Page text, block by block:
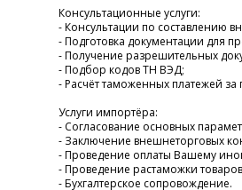
Консультационные услуги:
- Консультации по составлению
- Подготовка документации для
- Получение разрешительных
- Подбор кодов ТН ВЭД;
- Расчёт таможенных платежей за
Услуги импортёра:
- Согласование основных
- Заключение внешнеторговых
- Проведение оплаты Вашему
- Проведение растаможки
- Бухгалтерское сопровождение.